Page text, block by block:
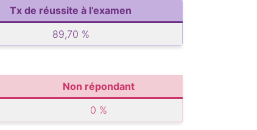
Tx de réussite à l’examen
89,70 %
Non répondant
0 %